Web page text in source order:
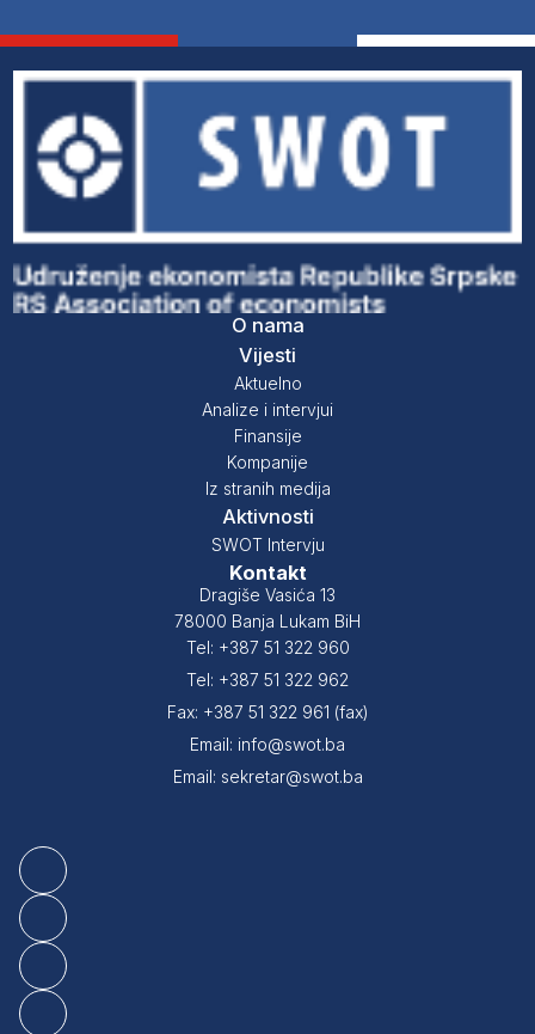
O nama
Vijesti
Aktuelno
Analize i intervjui
Finansije
Kompanije
Iz stranih medija
Aktivnosti
SWOT Intervju
Kontakt
Dragiše Vasića 13
78000 Banja Lukam BiH
Tel: +387 51 322 960
Tel: +387 51 322 962
Fax: +387 51 322 961 (fax)
Email: info@swot.ba
Email: sekretar@swot.ba